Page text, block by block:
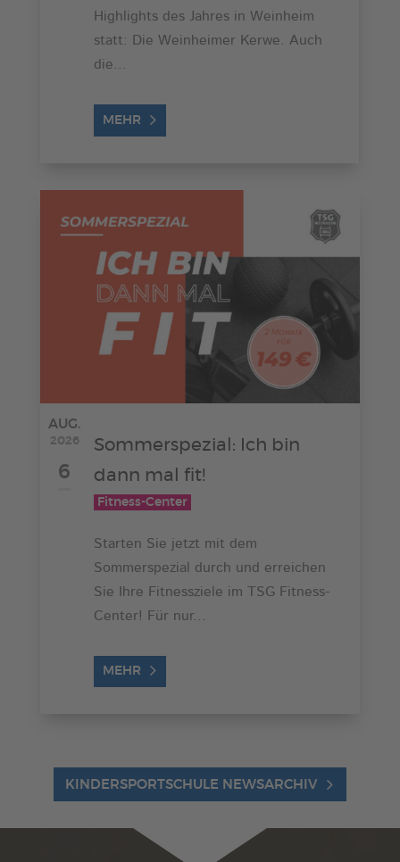
Highlights des Jahres in Weinheim
statt: Die Weinheimer Kerwe. Auch
die...
MEHR
AUG.
2026
6
Sommerspezial: Ich bin
dann mal fit!
Fitness-Center
Starten Sie jetzt mit dem
Sommerspezial durch und erreichen
Sie Ihre Fitnessziele im TSG Fitness-
Center! Für nur...
MEHR
KINDERSPORTSCHULE NEWSARCHIV